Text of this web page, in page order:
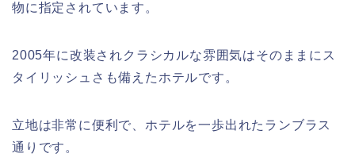
物に指定されています。
2005年に改装されクラシカルな雰囲気はそのままにス
タイリッシュさも備えたホテルです。
立地は非常に便利で、ホテルを一歩出れたランブラス
通りです。